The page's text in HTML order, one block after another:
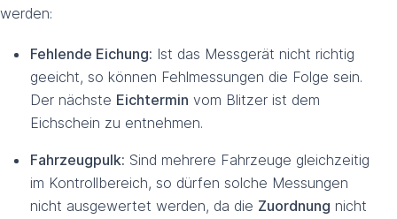
werden:
Fehlende Eichung: Ist das Messgerät nicht richtig
geeicht, so können Fehlmessungen die Folge sein.
Der nächste Eichtermin vom Blitzer ist dem
Eichschein zu entnehmen.
Fahrzeugpulk: Sind mehrere Fahrzeuge gleichzeitig
im Kontrollbereich, so dürfen solche Messungen
nicht ausgewertet werden, da die Zuordnung nicht